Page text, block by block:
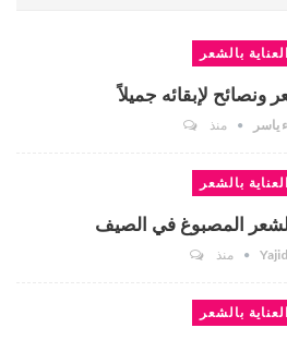
العناية بالشعر
ونصائح لإبقائه جميلاً
ياسر منذ
العناية بالشعر
المصبوغ في الصيف
منذ
العناية بالشعر